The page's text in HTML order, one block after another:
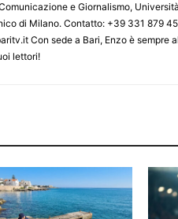
e Giornalismo,
di Milano. Contatto: +39 331 879
Con sede a Bari, Enzo è sempre
lettori!